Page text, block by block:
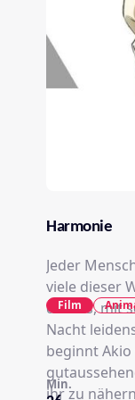
Harmonie
Jeder
viele dieser
daraus, mit
Nacht
beginnt
ihr zu
Min.
Film